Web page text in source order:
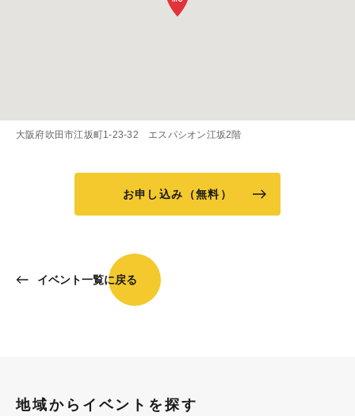
大阪府吹田市江坂町1-23-32 エスパシオン江坂2階
お申し込み（無料）
イベント一覧に戻る
地域からイベントを探す